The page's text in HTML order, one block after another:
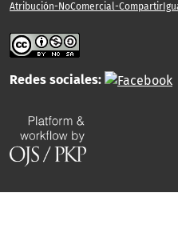
Atribución-NoComercial-
Redes sociales: